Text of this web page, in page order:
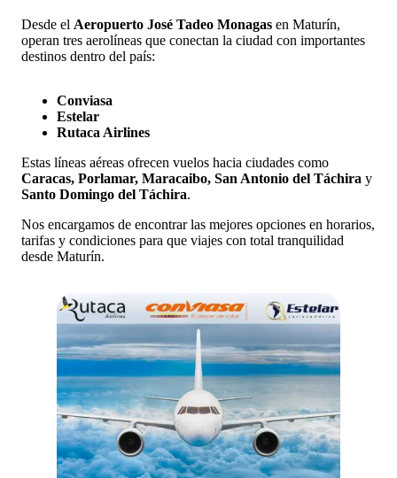
Desde el Aeropuerto José Tadeo Monagas en Maturín,
operan tres aerolíneas que conectan la ciudad con importantes
destinos dentro del país:
Conviasa
Estelar
Rutaca Airlines
Estas líneas aéreas ofrecen vuelos hacia ciudades como
Caracas, Porlamar, Maracaibo, San Antonio del Táchira y
Santo Domingo del Táchira.
Nos encargamos de encontrar las mejores opciones en horarios,
tarifas y condiciones para que viajes con total tranquilidad
desde Maturín.